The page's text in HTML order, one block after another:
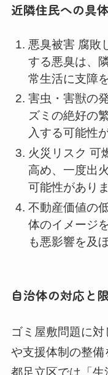
近隣住民への具
悪臭被害 腐敗
する悪臭は、
常生活に支障
害虫・害獣の
ズミの絶好の
入する可能性
火災リスク 可
高め、一度出
可能性がありま
不動産価値の
体のイメージ
も悪影響を及
自治体の対応と
ゴミ屋敷問題に
や支援体制の整
都足立区では「生